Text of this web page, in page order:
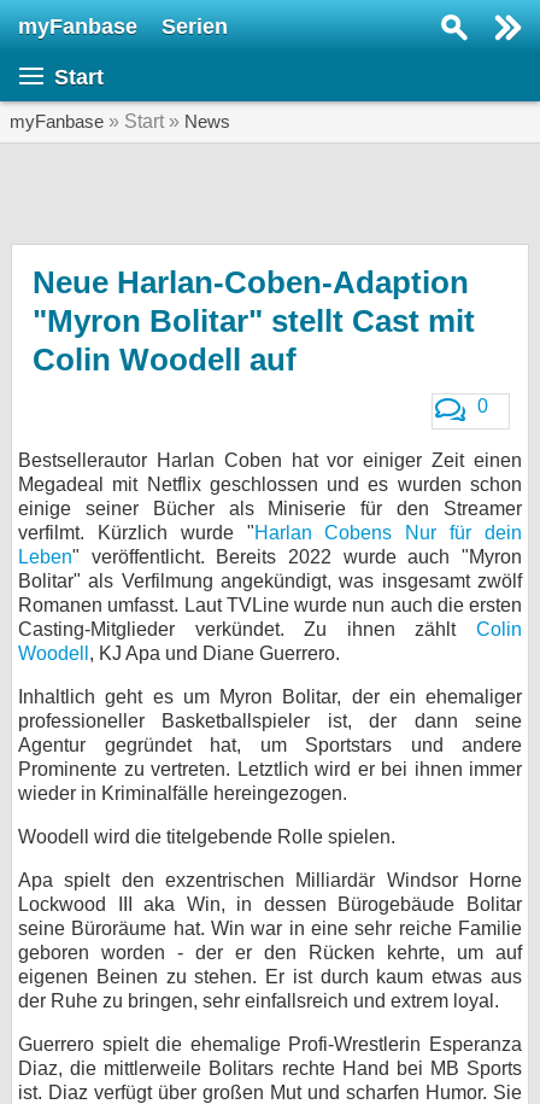
myFanbase Serien
Start
myFanbase » Start » News
Neue Harlan-Coben-Adaption
"Myron Bolitar" stellt Cast mit
Colin Woodell auf
0
Bestsellerautor Harlan Coben hat vor einiger Zeit einen
Megadeal mit Netflix geschlossen und es wurden schon
einige seiner Bücher als Miniserie für den Streamer
verfilmt. Kürzlich wurde "Harlan Cobens Nur für dein
Leben" veröffentlicht. Bereits 2022 wurde auch "Myron
Bolitar" als Verfilmung angekündigt, was insgesamt zwölf
Romanen umfasst. Laut TVLine wurde nun auch die ersten
Casting-Mitglieder verkündet. Zu ihnen zählt Colin
Woodell , KJ Apa und Diane Guerrero.
Inhaltlich geht es um Myron Bolitar, der ein ehemaliger
professioneller Basketballspieler ist, der dann seine
Agentur gegründet hat, um Sportstars und andere
Prominente zu vertreten. Letztlich wird er bei ihnen immer
wieder in Kriminalfälle hereingezogen.
Woodell wird die titelgebende Rolle spielen.
Apa spielt den exzentrischen Milliardär Windsor Horne
Lockwood III aka Win, in dessen Bürogebäude Bolitar
seine Büroräume hat. Win war in eine sehr reiche Familie
geboren worden - der er den Rücken kehrte, um auf
eigenen Beinen zu stehen. Er ist durch kaum etwas aus
der Ruhe zu bringen, sehr einfallsreich und extrem loyal.
Guerrero spielt die ehemalige Profi-Wrestlerin Esperanza
Diaz, die mittlerweile Bolitars rechte Hand bei MB Sports
ist. Diaz verfügt über großen Mut und scharfen Humor. Sie
Veranstaltungen
KULTUR
Gewinnspiele
Forum
bei X
bei Facebook
Kontakt
Nutzungsbedingungen
Datenschutz
Impressum
Desktop-Ansicht
myFanbase